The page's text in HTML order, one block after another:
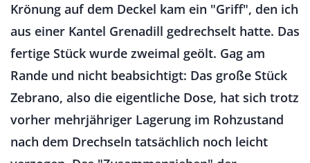
Krönung auf dem Deckel kam ein "Griff", den ich
aus einer Kantel Grenadill gedrechselt hatte. Das
fertige Stück wurde zweimal geölt. Gag am
Rande und nicht beabsichtigt: Das große Stück
Zebrano, also die eigentliche Dose, hat sich trotz
vorher mehrjähriger Lagerung im Rohzustand
nach dem Drechseln tatsächlich noch leicht